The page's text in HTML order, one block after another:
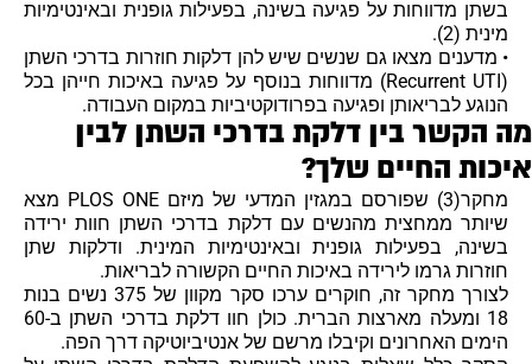
בשתן מדווחות על פגיעה בשינה, בפעילות גופנית ובאינטימיות
מינית (2).
• מדענים מצאו גם שנשים שיש להן דלקות חוזרות בדרכי השתן
(Recurrent UTI) מדווחות בנוסף על פגיעה באיכות חייהן בכל
הנוגע לבריאותן ופגיעה בפרודוקטיביות במקום העבודה.
הקשר בין דלקת בדרכי השתן לבין
החיים שלך?
מחקר(3) שפורסם במגזין המדעי של מיזם PLOS ONE מצא
שיותר ממחצית מהנשים עם דלקת בדרכי השתן חוות ירידה
בשינה, בפעילות גופנית ובאינטימיות המינית. ודלקות שתן
חוזרות גרמו לירידה באיכות החיים הקשורה לבריאות.
לצורך מחקר זה, חוקרים ערכו סקר מקוון של 375 נשים בנות
18 ומעלה מארצות הברית. כולן חוו דלקת בדרכי השתן ב-60
הימים האחרונים וקיבלו מרשם של אנטיביוטיקה דרך הפה.